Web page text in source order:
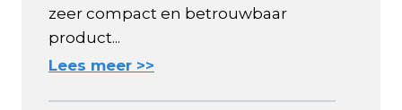
zeer compact en betrouwbaar
product...
Lees meer >>